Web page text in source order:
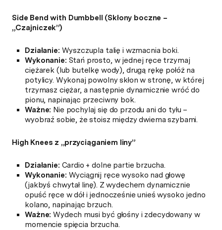
Side Bend with Dumbbell (Skłony boczne –
„Czajniczek”)
Działanie: Wyszczupla talię i wzmacnia boki.
Wykonanie: Stań prosto, w jednej ręce trzymaj
ciężarek (lub butelkę wody), drugą rękę połóż na
potylicy. Wykonaj powolny skłon w stronę, w której
trzymasz ciężar, a następnie dynamicznie wróć do
pionu, napinając przeciwny bok.
Ważne: Nie pochylaj się do przodu ani do tyłu –
wyobraź sobie, że stoisz między dwiema szybami.
High Knees z „przyciąganiem liny”
Działanie: Cardio + dolne partie brzucha.
Wykonanie: Wyciągnij ręce wysoko nad głowę
(jakbyś chwytał linę). Z wydechem dynamicznie
opuść ręce w dół i jednocześnie unieś wysoko jedno
kolano, napinając brzuch.
Ważne: Wydech musi być głośny i zdecydowany w
momencie spięcia brzucha.